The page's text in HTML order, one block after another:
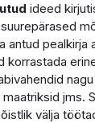
ideed
antud pealkirja
korrastada
jms.
välja